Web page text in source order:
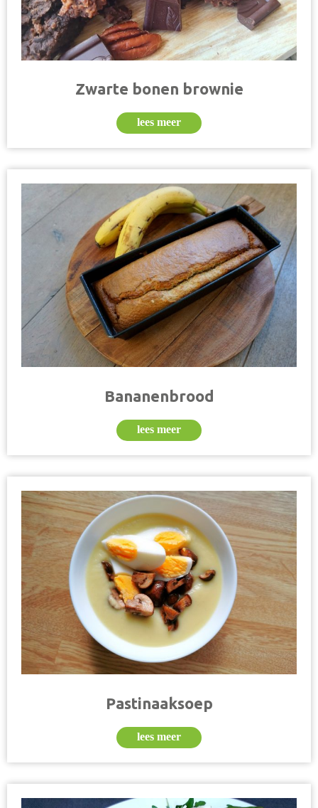
Zwarte bonen brownie
lees meer
Bananenbrood
lees meer
Pastinaaksoep
lees meer